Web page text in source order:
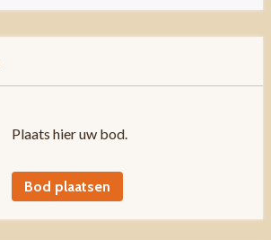
Plaats hier uw bod.
Bod plaatsen